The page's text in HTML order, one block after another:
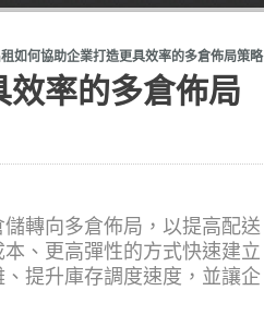
如何協助企業打造更具效率的多倉佈局策略
率的多倉佈局
轉向多倉佈局，以提高配送
本、更高彈性的方式快速建立
提升庫存調度速度，並讓企